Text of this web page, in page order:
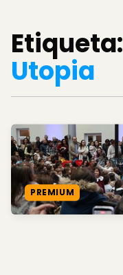
Etiqueta:
Utopia
PREMIUM